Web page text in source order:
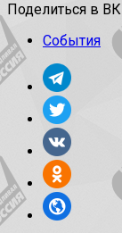
Поделиться в ВК
События